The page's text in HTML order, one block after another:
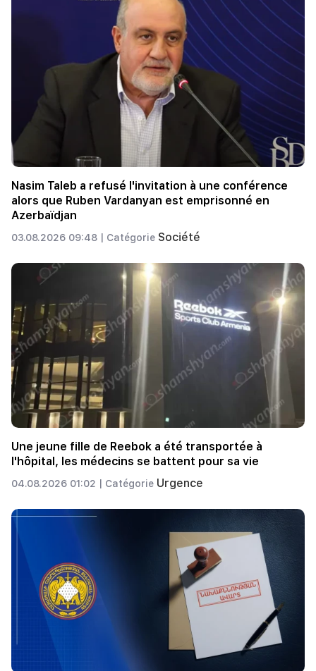
Nasim Taleb a refusé l'invitation à une conférence
alors que Ruben Vardanyan est emprisonné en
Azerbaïdjan
03.08.2026 09:48 | Catégorie Société
Une jeune fille de Reebok a été transportée à
l'hôpital, les médecins se battent pour sa vie
04.08.2026 01:02 | Catégorie Urgence